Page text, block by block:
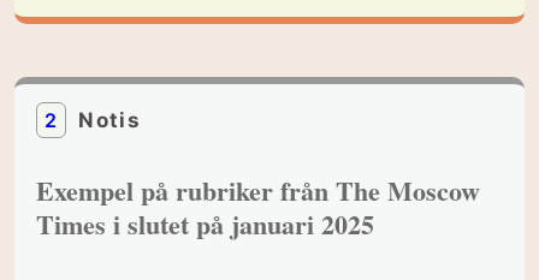
2 Notis
Exempel på rubriker från The Moscow
Times i slutet på januari 2025